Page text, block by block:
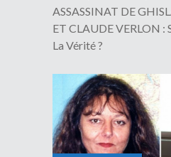
ASSASSINAT DE
ET CLAUDE VERLON :
La Vérité ?